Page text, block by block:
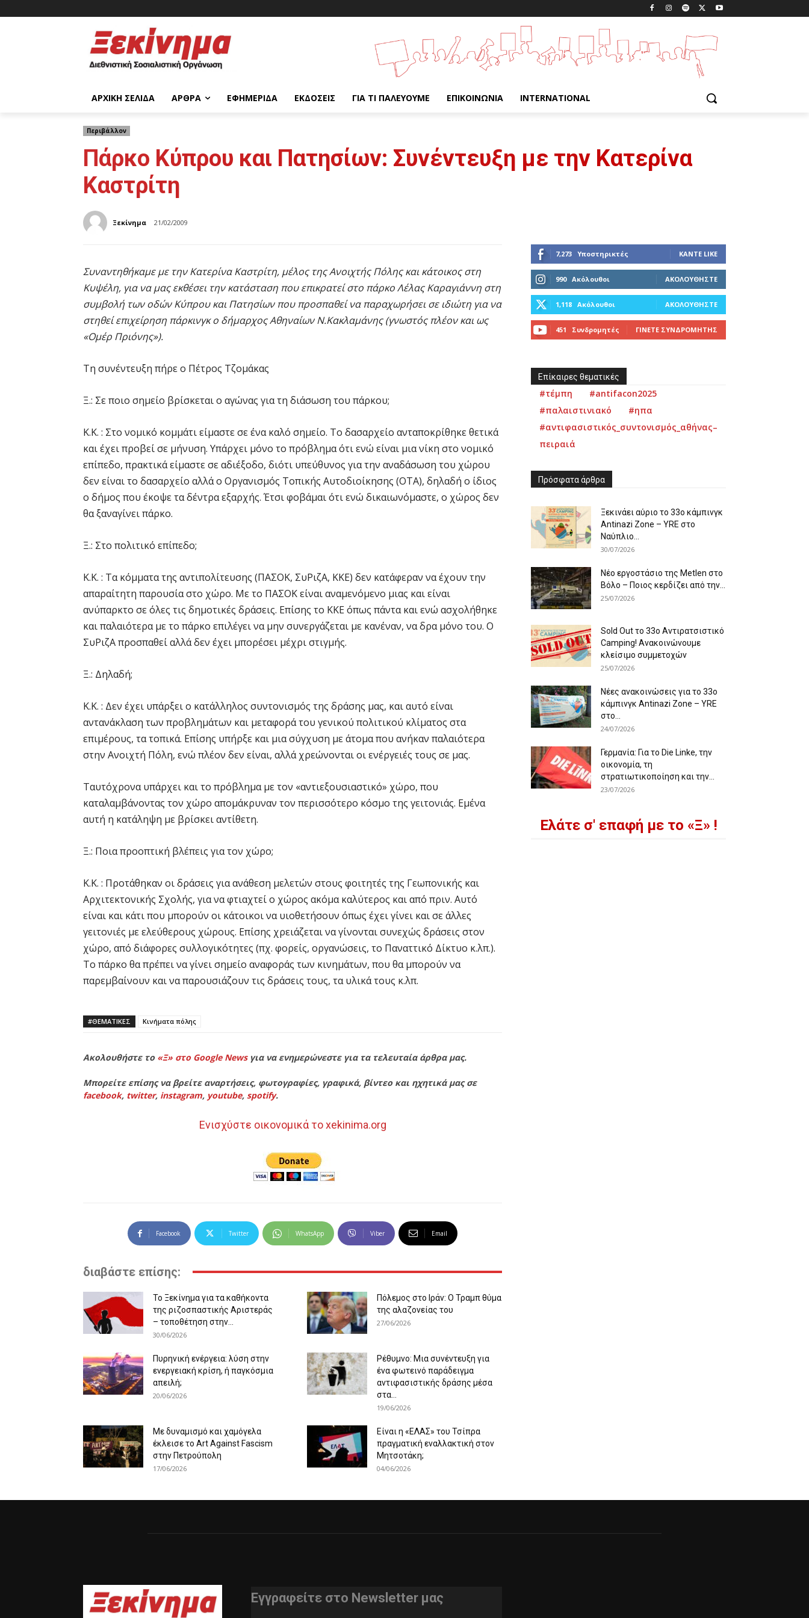
ΑΡΧΙΚΉ ΣΕΛΊΔΑ ΆΡΘΡΑ ΕΦΗΜΕΡΊΔΑ ΕΚΔΌΣΕΙΣ ΓΙΑ ΤΙ ΠΑΛΕΎΟΥΜΕ ΕΠΙΚΟΙΝΩΝΊΑ INTERNATIONAL
Περιβάλλον
Πάρκο Κύπρου και Πατησίων: Συνέντευξη με την Κατερίνα
Καστρίτη
Ξεκίνημα 21/02/2009
Συναντηθήκαμε με την Κατερίνα Καστρίτη, μέλος της Ανοιχτής Πόλης και κάτοικος στη
Κυψέλη, για να μας εκθέσει την κατάσταση που επικρατεί στο πάρκο Λέλας Καραγιάννη στη
συμβολή των οδών Κύπρου και Πατησίων που προσπαθεί να παραχωρήσει σε ιδιώτη για να
στηθεί επιχείρηση πάρκινγκ ο δήμαρχος Αθηναίων Ν.Κακλαμάνης (γνωστός πλέον και ως
«Ομέρ Πριόνης»).
Τη συνέντευξη πήρε ο Πέτρος Τζομάκας
Ξ.: Σε ποιο σημείο βρίσκεται ο αγώνας για τη διάσωση του πάρκου;
Κ.Κ. : Στο νομικό κομμάτι είμαστε σε ένα καλό σημείο. Το δασαρχείο ανταποκρίθηκε θετικά
και έχει προβεί σε μήνυση. Υπάρχει μόνο το πρόβλημα ότι ενώ είναι μια νίκη στο νομικό
επίπεδο, πρακτικά είμαστε σε αδιέξοδο, διότι υπεύθυνος για την αναδάσωση του χώρου
δεν είναι το δασαρχείο αλλά ο Οργανισμός Τοπικής Αυτοδιοίκησης (ΟΤΑ), δηλαδή ο ίδιος
ο δήμος που έκοψε τα δέντρα εξαρχής. Έτσι φοβάμαι ότι ενώ δικαιωνόμαστε, ο χώρος δεν
θα ξαναγίνει πάρκο.
Ξ.: Στο πολιτικό επίπεδο;
Κ.Κ. : Τα κόμματα της αντιπολίτευσης (ΠΑΣΟΚ, ΣυΡιζΑ, ΚΚΕ) δεν κατάφεραν να έχουν την
απαραίτητη παρουσία στο χώρο. Με το ΠΑΣΟΚ είναι αναμενόμενο μιας και είναι
ανύπαρκτο σε όλες τις δημοτικές δράσεις. Επίσης το ΚΚΕ όπως πάντα και ενώ ασχολήθηκε
και παλαιότερα με το πάρκο επιλέγει να μην συνεργάζεται με κανέναν, να δρα μόνο του. Ο
ΣυΡιζΑ προσπαθεί αλλά δεν έχει μπορέσει μέχρι στιγμής.
Ξ.: Δηλαδή;
Κ.Κ. : Δεν έχει υπάρξει ο κατάλληλος συντονισμός της δράσης μας, και αυτό είναι
αντανάκλαση των προβλημάτων και μεταφορά του γενικού πολιτικού κλίματος στα
επιμέρους, τα τοπικά. Επίσης υπήρξε και μια σύγχυση με άτομα που ανήκαν παλαιότερα
στην Ανοιχτή Πόλη, ενώ πλέον δεν είναι, αλλά χρεώνονται οι ενέργειές τους σε μας.
Ταυτόχρονα υπάρχει και το πρόβλημα με τον «αντιεξουσιαστικό» χώρο, που
καταλαμβάνοντας τον χώρο απομάκρυναν τον περισσότερο κόσμο της γειτονιάς. Εμένα
αυτή η κατάληψη με βρίσκει αντίθετη.
Ξ.: Ποια προοπτική βλέπεις για τον χώρο;
Κ.Κ. : Προτάθηκαν οι δράσεις για ανάθεση μελετών στους φοιτητές της Γεωπονικής και
Αρχιτεκτονικής Σχολής, για να φτιαχτεί ο χώρος ακόμα καλύτερος και από πριν. Αυτό
είναι και κάτι που μπορούν οι κάτοικοι να υιοθετήσουν όπως έχει γίνει και σε άλλες
γειτονιές με ελεύθερους χώρους. Επίσης χρειάζεται να γίνονται συνεχώς δράσεις στον
χώρο, από διάφορες συλλογικότητες (πχ. φορείς, οργανώσεις, το Παναττικό Δίκτυο κ.λπ.).
Το πάρκο θα πρέπει να γίνει σημείο αναφοράς των κινημάτων, που θα μπορούν να
παρεμβαίνουν και να παρουσιάζουν τις δράσεις τους, τα υλικά τους κ.λπ.
#ΘΕΜΑΤΙΚΈΣ Κινήματα πόλης
Ακολουθήστε το «Ξ» στο Google Newsγια να ενημερώνεστε για τα τελευταία άρθρα μας.
Μπορείτε επίσης να βρείτε αναρτήσεις, φωτογραφίες, γραφικά, βίντεο και ηχητικά μας σε
facebook, twitter, instagram, youtube, spotify.
Ενισχύστε οικονομικά το xekinima.org
Facebook Twitter WhatsApp Viber Email
διαβάστε επίσης:
Το Ξεκίνημα για τα καθήκοντα
της ριζοσπαστικής Αριστεράς
– τοποθέτηση στην...
30/06/2026
Πόλεμος στο Ιράν: Ο Τραμπ θύμα
της αλαζονείας του
27/06/2026
Πυρηνική ενέργεια: λύση στην
ενεργειακή κρίση, ή παγκόσμια
απειλή;
20/06/2026
Ρέθυμνο: Μια συνέντευξη για
ένα φωτεινό παράδειγμα
αντιφασιστικής δράσης μέσα
στα...
19/06/2026
Με δυναμισμό και χαμόγελα
έκλεισε το Art Against Fascism
στην Πετρούπολη
17/06/2026
Είναι η «ΕΛΑΣ» του Τσίπρα
πραγματική εναλλακτική στον
Μητσοτάκη;
04/06/2026
7,273 Υποστηρικτές ΚΆΝΤΕ LIKE
990 Ακόλουθοι ΑΚΟΛΟΥΘΉΣΤΕ
1,118 Ακόλουθοι ΑΚΟΛΟΥΘΉΣΤΕ
451 Συνδρομητές ΓΊΝΕΤΕ ΣΥΝΔΡΟΜΗΤΉΣ
Επίκαιρες θεματικές
#τέμπη
#antifacon2025
#παλαιστινιακό
#ηπα
#αντιφασιστικός_συντονισμός_αθήνας–
πειραιά
Πρόσφατα άρθρα
Ξεκινάει αύριο το 33ο κάμπινγκ
Antinazi Zone – YRE στο
Ναύπλιο...
30/07/2026
Νέο εργοστάσιο της Metlen στο
Βόλο – Ποιος κερδίζει από την...
25/07/2026
Sold Out το 33ο Αντιρατσιστικό
Camping! Ανακοινώνουμε
κλείσιμο συμμετοχών
25/07/2026
Νέες ανακοινώσεις για το 33ο
κάμπινγκ Antinazi Zone – YRE
στο...
24/07/2026
Γερμανία: Για το Die Linke, την
οικονομία, τη
στρατιωτικοποίηση και την...
23/07/2026
Ελάτε σ' επαφή με το «Ξ» !
Εγγραφείτε στο Newsletter μας